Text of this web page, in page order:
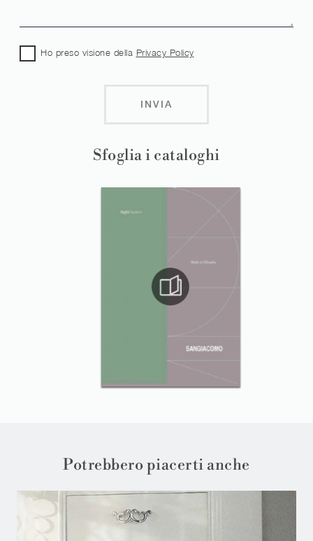
Sfoglia i cataloghi
Ho preso visione della Privacy Policy
INVIA
Potrebbero piacerti anche